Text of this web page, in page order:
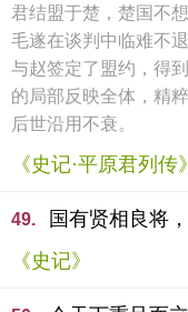
君结盟于楚，楚国不
毛遂在谈判中临难不
与赵签定了盟约，得
的局部反映全体，精
后世沿用不衰。
《史记·平原君列传》
49.
国有贤相良将
《史记》